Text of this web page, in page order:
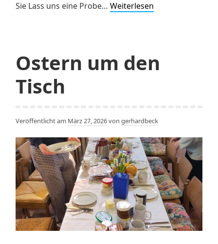
Sie Lass uns eine Probe… Weiterlesen
der
Ostern um den
Tisch
Veröffentlicht am März 27, 2026von gerhardbeck